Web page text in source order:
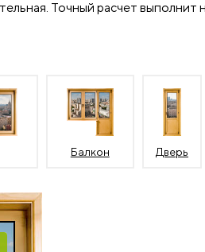
Точный расчет выполнит
Балкон Дверь